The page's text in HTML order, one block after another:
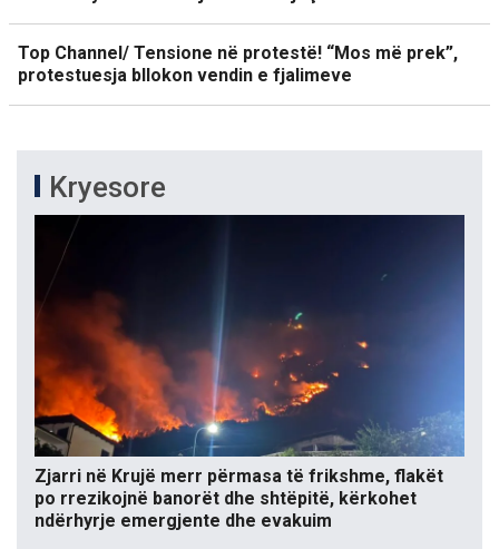
Top Channel/ Tensione në protestë! “Mos më prek”,
protestuesja bllokon vendin e fjalimeve
Kryesore
Zjarri në Krujë merr përmasa të frikshme, flakët
po rrezikojnë banorët dhe shtëpitë, kërkohet
ndërhyrje emergjente dhe evakuim